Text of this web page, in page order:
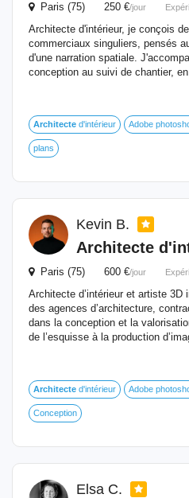
Paris (75) 250 €/jour
Architecte d'intérieur, je conçois
commerciaux singuliers, pensés
d'une narration spatiale.
conception au suivi de chantier,
Architecte d'intérieur Adobe
plans
Kevin B.
Architecte
Paris (75) 600 €/jour
Architecte d’intérieur et artiste 3D
des agences d’architecture,
dans la conception et la
de l’esquisse à la production
Architecte d'intérieur Adobe
Conception
Elsa C.